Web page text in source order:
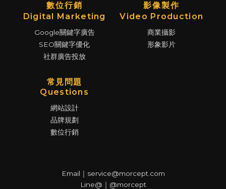
數位行銷
Digital Marketing
Google關鍵字廣告
SEO關鍵字優化
社群廣告投放
影像製作
Video Production
商業攝影
形象影片
常見問題
Questions
網站設計
品牌規劃
數位行銷
Email｜service@morcept.com
Line@｜@morcept